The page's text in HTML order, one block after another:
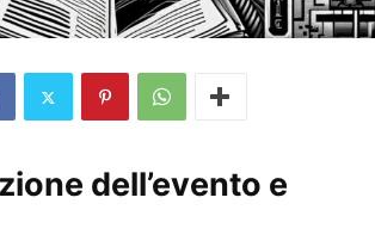
dell’evento e